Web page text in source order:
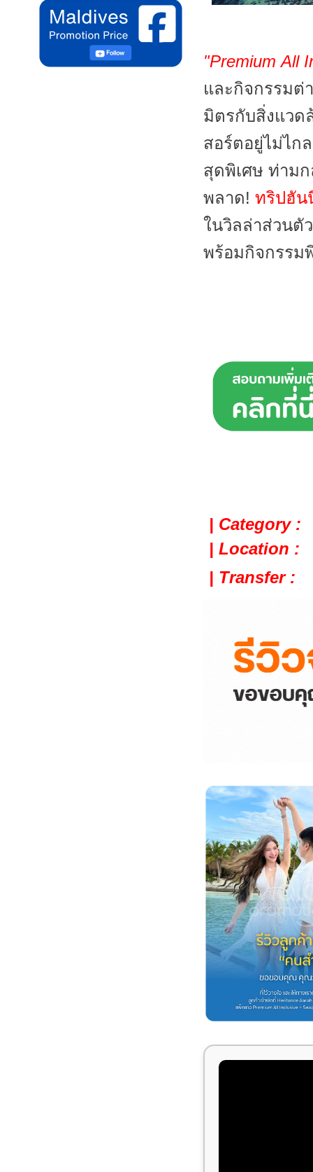
"Premium All
และกิจกรรมต่
มิตรกับสิ่งแวด
สอร์ตอยู่ไม่ไก
สุดพิเศษ ท่ามก
พลาด! ทริปฮัน
ในวิลล่าส่วนตั
พร้อมกิจกรรม
| Category :
| Location :
| Transfer :